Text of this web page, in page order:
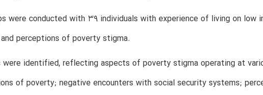
were conducted with 39 individuals with experience of living on low
perceptions of poverty stigma.
were identified, reflecting aspects of poverty stigma operating at
of poverty; negative encounters with social security systems;